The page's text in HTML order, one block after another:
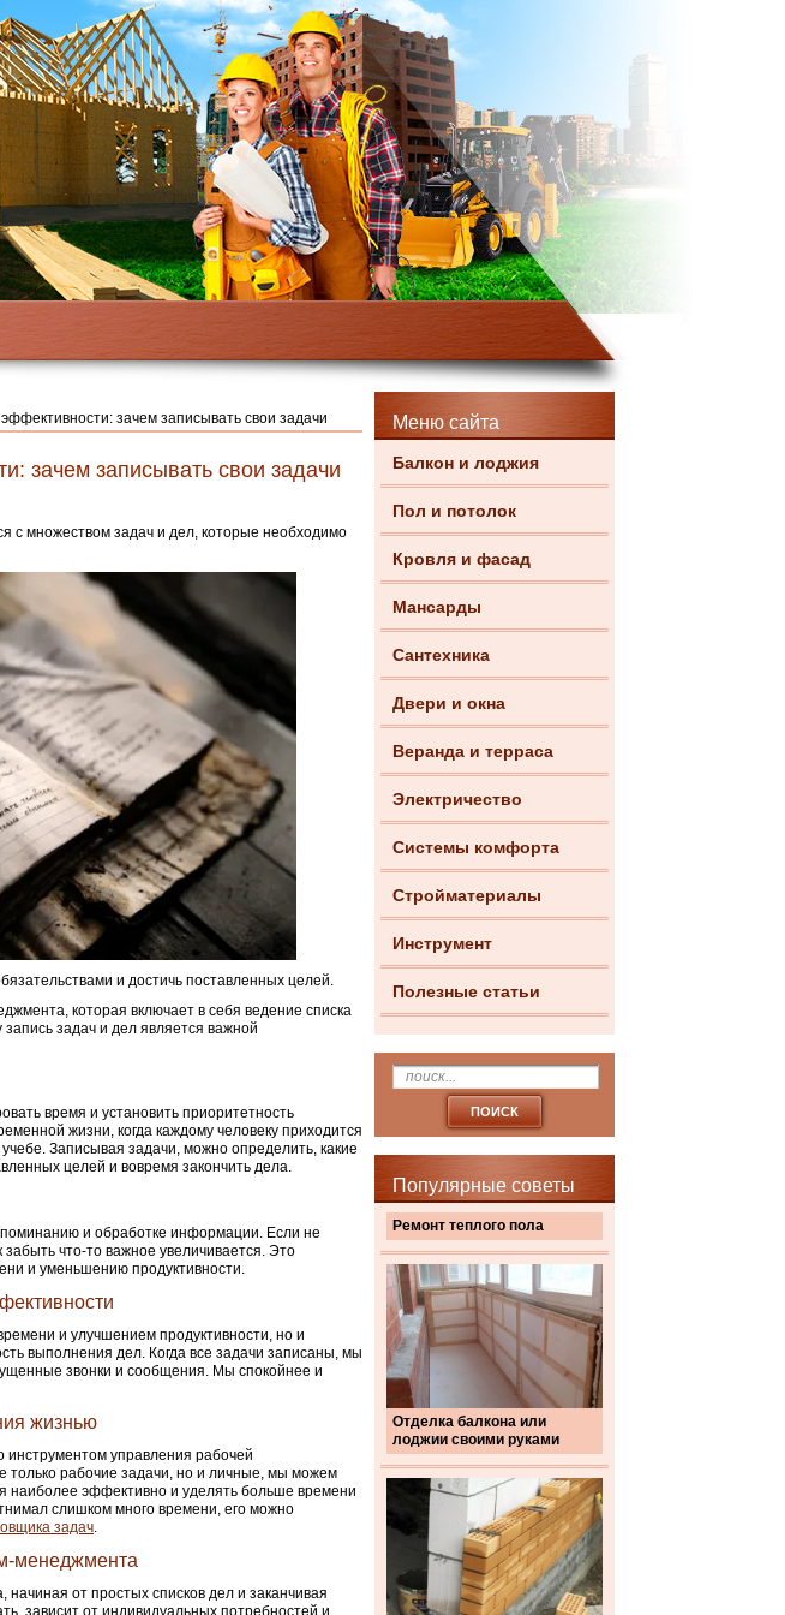
Меню сайта
Балкон и лоджия
Пол и потолок
Кровля и фасад
Мансарды
Сантехника
Двери и окна
Веранда и терраса
Электричество
Системы комфорта
Стройматериалы
Инструмент
Полезные статьи
Популярные советы
Ремонт теплого пола
Отделка балкона или
лоджии своими руками
зачем записывать свои задачи
зачем записывать свои задачи
с множеством задач и дел, которые необходимо
и достичь поставленных целей.
которая включает в себя ведение списка
задач и дел является важной
время и установить приоритетность
жизни, когда каждому человеку приходится
Записывая задачи, можно определить, какие
целей и вовремя закончить дела.
и обработке информации. Если не
забыть что-то важное увеличивается. Это
и уменьшению продуктивности.
и улучшением продуктивности, но и
выполнения дел. Когда все задачи записаны, мы
звонки и сообщения. Мы спокойнее и
жизнью
инструментом управления рабочей
только рабочие задачи, но и личные, мы можем
наиболее эффективно и уделять больше времени
слишком много времени, его можно
задач.
менеджмента
от простых списков дел и заканчивая
зависит от индивидуальных потребностей и